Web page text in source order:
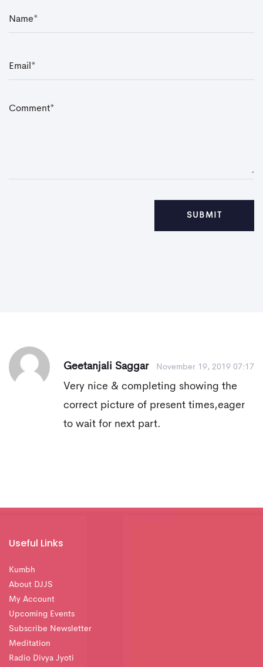
Name*
Emai *
Comment*
Geetanjali Saggar November 19, 2019 07:17
Very nice & completing showing the
correct picture of present times,eager
to wait for next part.
Useful Links
Kumbh
About DJJS
My Account
Upcoming Events
Subscribe Newsletter
Meditation
Radio Divya Jyoti